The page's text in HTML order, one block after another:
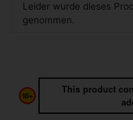
Leider wurde dieses
genommen.
This product